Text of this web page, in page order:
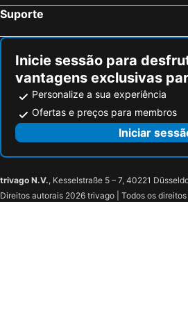
Suporte
Inicie sessão para
vantagens exclusivas
Personalize a sua experiência
Ofertas e preços para membros
Iniciar
trivago N.V., Kesselstraße 5 – 7, 40221
Direitos autorais 2026 trivago | Todos os